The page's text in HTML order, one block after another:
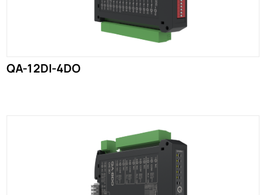
QA-12DI-4DO